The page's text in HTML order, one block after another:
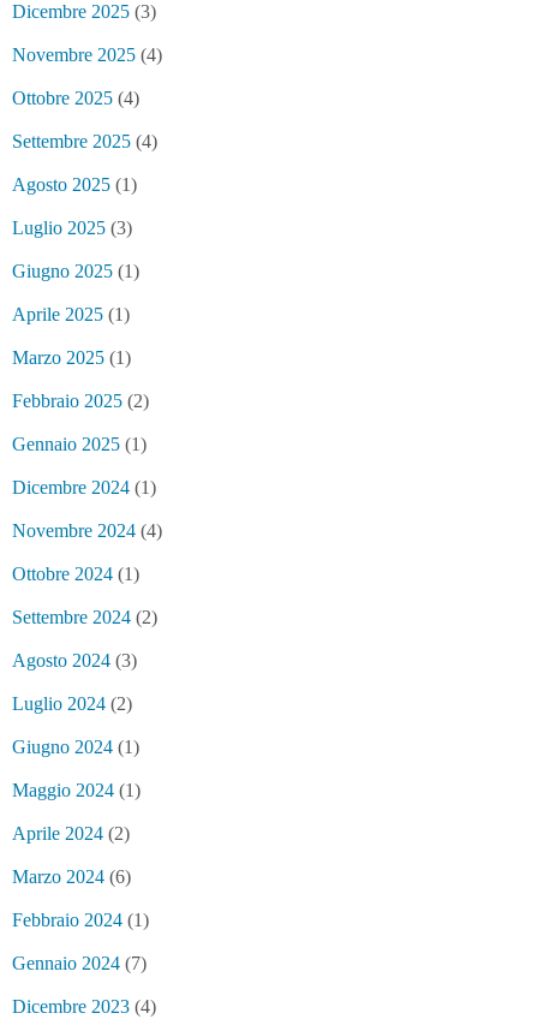
Dicembre 2025 (3)
Novembre 2025 (4)
Ottobre 2025 (4)
Settembre 2025 (4)
Agosto 2025 (1)
Luglio 2025 (3)
Giugno 2025 (1)
Aprile 2025 (1)
Marzo 2025 (1)
Febbraio 2025 (2)
Gennaio 2025 (1)
Dicembre 2024 (1)
Novembre 2024 (4)
Ottobre 2024 (1)
Settembre 2024 (2)
Agosto 2024 (3)
Luglio 2024 (2)
Giugno 2024 (1)
Maggio 2024 (1)
Aprile 2024 (2)
Marzo 2024 (6)
Febbraio 2024 (1)
Gennaio 2024 (7)
Dicembre 2023 (4)